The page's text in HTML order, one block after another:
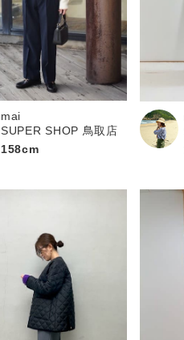
mai
SUPER SHOP 鳥取店
158cm